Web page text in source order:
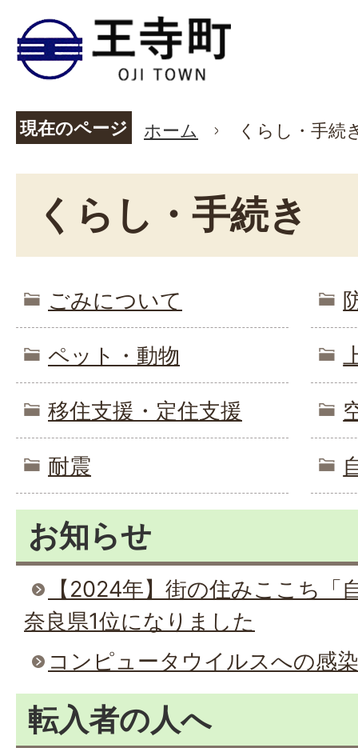
現在のページ ホーム くらし・手続
くらし・手続き
ごみについて
ペット・動物
移住支援・定住支援
耐震
お知らせ
【2024年】街の住みここち「
奈良県1位になりました
コンピュータウイルスへの感
転入者の人へ